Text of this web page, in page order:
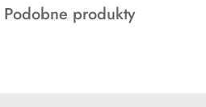
Produkty
Podobne produkty